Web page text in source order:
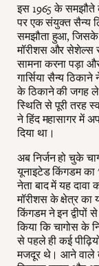
इस 1965 के समझौते के
पर एक संयुक्त सैन्य
समझौता हुआ, जिसके
मॉरीशस और सेशेल्स से
सामना करना पड़ा
गार्सिया सैन्य
के ठिकाने की जगह ले
स्थिति से पूरी तरह
ने हिंद महासागर में
दिया था।
अब निर्जन हो चुके
यूनाइटेड किंगडम
नेता बाद में यह
मॉरीशस के क्षेत्र का
किंगडम ने इन द्वीपों
किया कि चागोस के
से पहले ही कई
मजदूर थे। आने वाले